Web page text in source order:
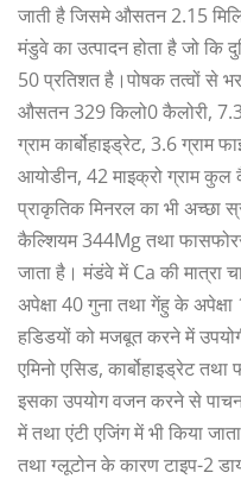
जाती है जिसमे औसतन 2.15
मंडुवे का उत्पादन होता है जो
50 प्रतिशत है।पोषक तत्वों से
औसतन 329 किलो0 कैलोरी, 7.3
ग्राम कार्बोहाइड्रेट, 3.6 ग्राम
आयोडीन, 42 माइक्रो ग्राम कुल
प्राकृतिक मिनरल का भी अच्छा
कैल्शियम 344Mg तथा
जाता है। मंडंवे में Ca की मात्रा
अपेक्षा 40 गुना तथा गेंहु के
हडिडयों को मजबूत करने में
एमिनो एसिड, कार्बोहाइड्रेट
इसका उपयोग वजन करने से
में तथा एंटी एजिंग में भी किया
तथा ग्लूटोन के कारण टाइप-2